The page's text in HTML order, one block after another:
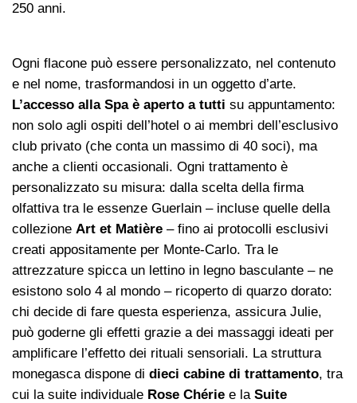
250 anni.
Ogni flacone può essere personalizzato, nel contenuto
e nel nome, trasformandosi in un oggetto d’arte.
L’accesso alla Spa è aperto a tutti su appuntamento:
non solo agli ospiti dell’hotel o ai membri dell’esclusivo
club privato (che conta un massimo di 40 soci), ma
anche a clienti occasionali. Ogni trattamento è
personalizzato su misura: dalla scelta della firma
olfattiva tra le essenze Guerlain – incluse quelle della
collezione Art et Matière – fino ai protocolli esclusivi
creati appositamente per Monte-Carlo. Tra le
attrezzature spicca un lettino in legno basculante – ne
esistono solo 4 al mondo – ricoperto di quarzo dorato:
chi decide di fare questa esperienza, assicura Julie,
può goderne gli effetti grazie a dei massaggi ideati per
amplificare l’effetto dei rituali sensoriali. La struttura
monegasca dispone di dieci cabine di trattamento, tra
cui la suite individuale Rose Chérie e la Suite